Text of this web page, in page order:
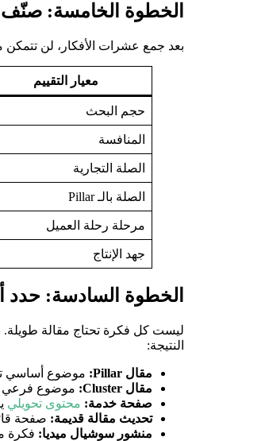
الخطوة الخامسة: صنّف
بعد جمع عشرات الأفكار، لن تتمكن
معيار التقييم
حجم البحث
المنافسة
الصلة التجارية
الصلة بالـ Pillar
مرحلة رحلة العميل
جهد الإنتاج
الخطوة السادسة: حدد
ليست كل فكرة تحتاج مقالة طويلة.
النتيجة:
مقال Pillar: موضوع أساسي
مقال Cluster:
موضوع فرعي
صفحة خدمة: محتوى تحويلي
تحديث مقالة قديمة: صفحة
منشور سوشيال ميديا: فكرة